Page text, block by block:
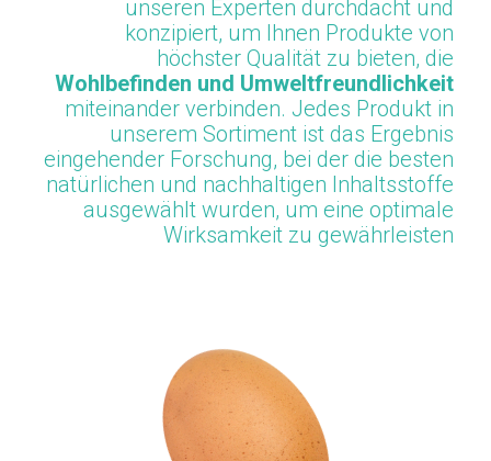
unseren Experten durchdacht und
konzipiert, um Ihnen Produkte von
höchster Qualität zu bieten, die
Wohlbefinden und Umweltfreundlichkeit
miteinander verbinden. Jedes Produkt in
unserem Sortiment ist das Ergebnis
eingehender Forschung, bei der die besten
natürlichen und nachhaltigen Inhaltsstoffe
ausgewählt wurden, um eine optimale
Wirksamkeit zu gewährleisten